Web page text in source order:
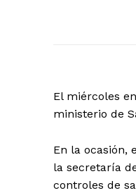
El miércoles
ministerio de
En la ocasión,
la secretaría
controles de